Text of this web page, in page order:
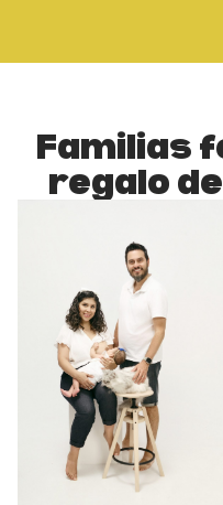
Familias
regalo